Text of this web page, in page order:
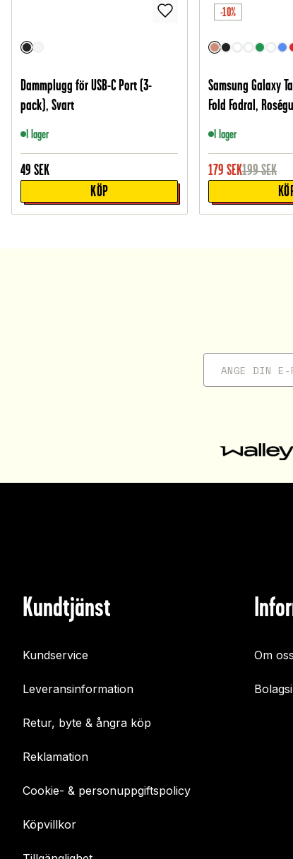
Dammplugg för USB-C Port (3-
pack), Svart
I lager
49 SEK
KÖP
-10%
Samsung Galaxy
Fold Fodral,
I lager
179 SEK199SEK
Kundtjänst
Kundservice
Leveransinformation
Retur, byte & ångra köp
Reklamation
Cookie- & personuppgiftspolicy
Köpvillkor
Om oss